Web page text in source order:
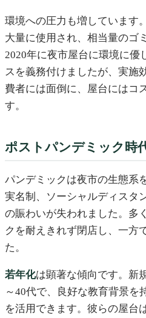
環境への圧力も増しています
大量に使用され、相当量のゴ
2020年に夜市屋台に環境に優
スを義務付けましたが、実
費者には面倒に、屋台にはコ
す。
ポストパンデミック時
パンデミックは夜市の生態系
実名制、ソーシャルディスタ
の賑わいが失われました。多
クを耐えきれず閉店し、一方
た。
若年化は顕著な傾向です。新
～40代で、良好な教育背景を
を活用できます。彼らの屋台